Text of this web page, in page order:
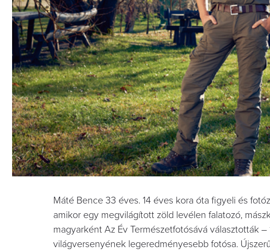
Máté Bence 33 éves. 14 éves kora óta figyeli és
amikor egy megvilágított zöld levélen falatozó,
magyarként Az Év Természetfotósává választották
világversenyének legeredményesebb fotósa.